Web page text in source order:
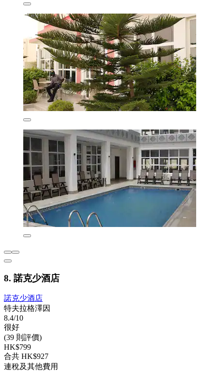
8. 諾克少酒店
諾克少酒店
特夫拉格澤因
8.4/10
很好
(39 則評價)
HK$799
合共 HK$927
連稅及其他費用